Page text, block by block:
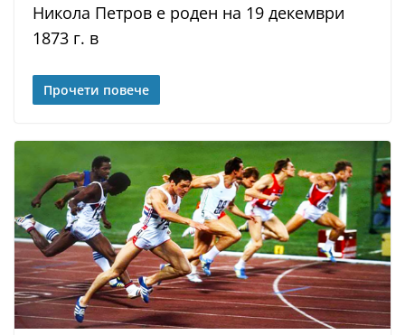
Никола Петров е роден на 19 декември
1873 г. в
Прочети повече